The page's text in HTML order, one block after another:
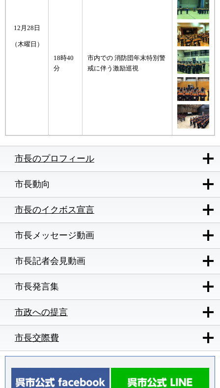
12月28日
（木曜日）
18時40
分
市内での 消防団年末特別警
戒に伴う激励巡視
市長のプロフィール
市長動向
市長のイクボス宣言
市長メッセージ動画
市長記者会見動画
市長発言集
市政への提言
市長交際費